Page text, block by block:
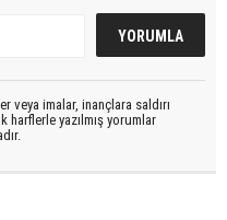
veya imalar, inançlara saldırı
harflerle yazılmış yorumlar